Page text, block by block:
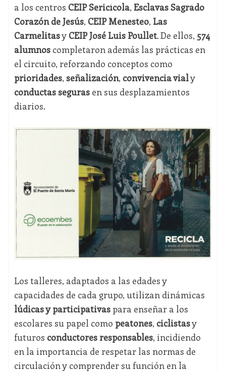
a los centros CEIP Sericícola, Esclavas Sagrado
Corazón de Jesús, CEIP Menesteo, Las
Carmelitasy CEIP José Luis Poullet. De ellos, 574
alumnoscompletaron además las prácticas en
el circuito, reforzando conceptos como
prioridades, señalización, convivencia vialy
conductas segurasen sus desplazamientos
diarios.
Los talleres, adaptados a las edades y
capacidades de cada grupo, utilizan dinámicas
lúdicas y participativaspara enseñar a los
escolares su papel como peatones, ciclistasy
futuros conductores responsables, incidiendo
en la importancia de respetar las normas de
circulación y comprender su función en la